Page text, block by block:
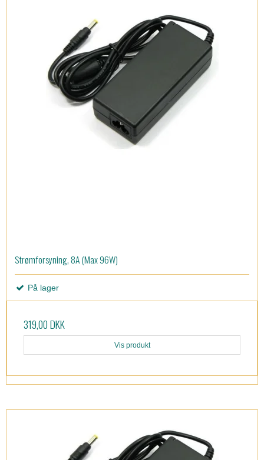
Strømforsyning, 8A (Max 96W)
På lager
319,00 DKK
Vis produkt